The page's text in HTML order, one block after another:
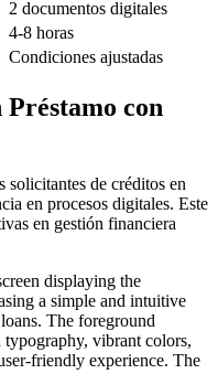
2 documentos digitales
4-8 horas
Condiciones ajustadas
con
solicitantes de créditos en
en procesos digitales. Este
en gestión financiera